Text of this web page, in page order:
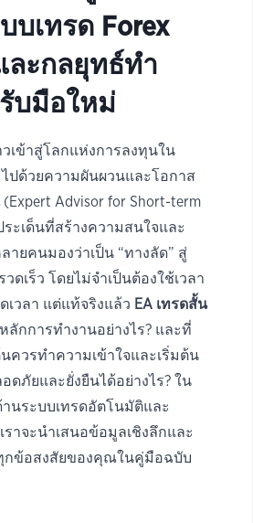
บเทรด Forex
ะกลยุทธ์ทำ
บมือใหม่
เข้าสู่โลกแห่งการลงทุนใน
ไปด้วยความผันผวนและโอกาส
(Expert Advisor for Short-term
ระเด็นที่สร้างความสนใจและ
ายคนมองว่าเป็น “ทางลัด” สู่
ดเร็ว โดยไม่จำเป็นต้องใช้เวลา
เวลา แต่แท้จริงแล้ว EA เทรดสั้น
ลักการทำงานอย่างไร? และที่
ควรทำความเข้าใจและเริ่มต้น
ดภัยและยั่งยืนได้อย่างไร? ใน
นระบบเทรดอัตโนมัติและ
าจะนำเสนอข้อมูลเชิงลึกและ
กข้อสงสัยของคุณในคู่มือฉบับ